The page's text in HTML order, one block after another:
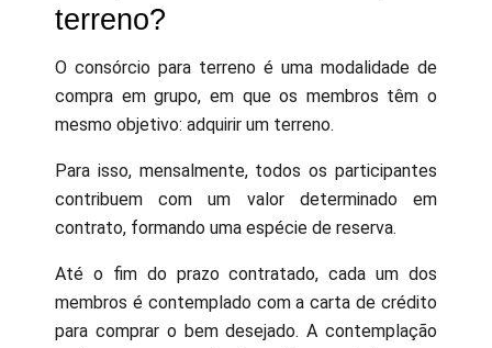
terreno?
O consórcio para terreno é uma modalidade de
compra em grupo, em que os membros têm o
mesmo objetivo: adquirir um terreno.
Para isso, mensalmente, todos os participantes
contribuem com um valor determinado em
contrato, formando uma espécie de reserva.
Até o fim do prazo contratado, cada um dos
membros é contemplado com a carta de crédito
para comprar o bem desejado. A contemplação